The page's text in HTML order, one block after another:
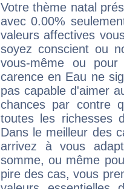
Votre thème natal
avec 0.00%
valeurs affectives
soyez conscient ou
vous-même ou
carence en Eau ne
pas capable d'aimer
chances par contre
toutes les richesses
Dans le meilleur des
arrivez à vous
somme, ou même
pire des cas, vous